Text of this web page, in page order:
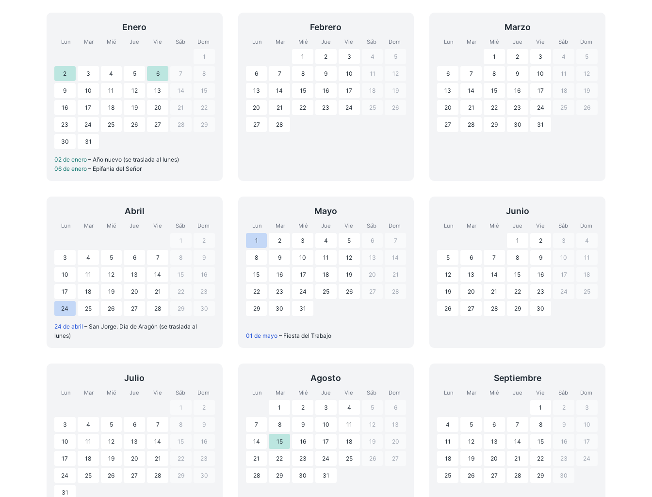
Enero
Lun Mar Mié Jue Vie Sáb Dom
1
2 3 4 5 6 7 8
9 10 11 12 13 14 15
16 17 18 19 20 21 22
23 24 25 26 27 28 29
30 31
02 de enero – Año nuevo (se traslada al lunes)
06 de enero – Epifanía del Señor
Febrero
Lun Mar Mié Jue Vie Sáb Dom
1 2 3 4 5
6 7 8 9 10 11 12
13 14 15 16 17 18 19
20 21 22 23 24 25 26
27 28
Marzo
Lun Mar Mié Jue Vie Sáb Dom
1 2 3 4 5
6 7 8 9 10 11 12
13 14 15 16 17 18 19
20 21 22 23 24 25 26
27 28 29 30 31
Abril
Lun Mar Mié Jue Vie Sáb Dom
1 2
3 4 5 6 7 8 9
10 11 12 13 14 15 16
17 18 19 20 21 22 23
24 25 26 27 28 29 30
24 de abril – San Jorge. Día de Aragón (se traslada al
lunes)
Mayo
Lun Mar Mié Jue Vie Sáb Dom
1 2 3 4 5 6 7
8 9 10 11 12 13 14
15 16 17 18 19 20 21
22 23 24 25 26 27 28
29 30 31
01 de mayo – Fiesta del Trabajo
Junio
Lun Mar Mié Jue Vie Sáb Dom
1 2 3 4
5 6 7 8 9 10 11
12 13 14 15 16 17 18
19 20 21 22 23 24 25
26 27 28 29 30
Julio
Lun Mar Mié Jue Vie Sáb Dom
1 2
3 4 5 6 7 8 9
10 11 12 13 14 15 16
17 18 19 20 21 22 23
24 25 26 27 28 29 30
31
Agosto
Lun Mar Mié Jue Vie Sáb Dom
1 2 3 4 5 6
7 8 9 10 11 12 13
14 15 16 17 18 19 20
21 22 23 24 25 26 27
28 29 30 31
Septiembre
Lun Mar Mié Jue Vie Sáb Dom
1 2 3
4 5 6 7 8 9 10
11 12 13 14 15 16 17
18 19 20 21 22 23 24
25 26 27 28 29 30